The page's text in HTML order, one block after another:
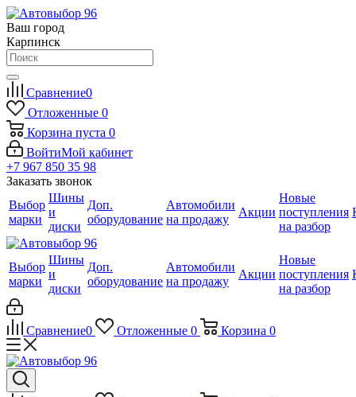
Ваш город
Карпинск
Сравнение0
Отложенные 0
Корзина пуста 0
ВойтиМой кабинет
+7 967 850 35 98
Заказать звонок
Выбор
марки
Шины
и
диски
Доп.
оборудование
Автомобили
на продажу
Акции
Новые
поступления
на разбор
Выбор
марки
Шины
и
диски
Доп.
оборудование
Автомобили
на продажу
Акции
Новые
поступления
на разбор
Сравнение0 Отложенные 0 Корзина 0